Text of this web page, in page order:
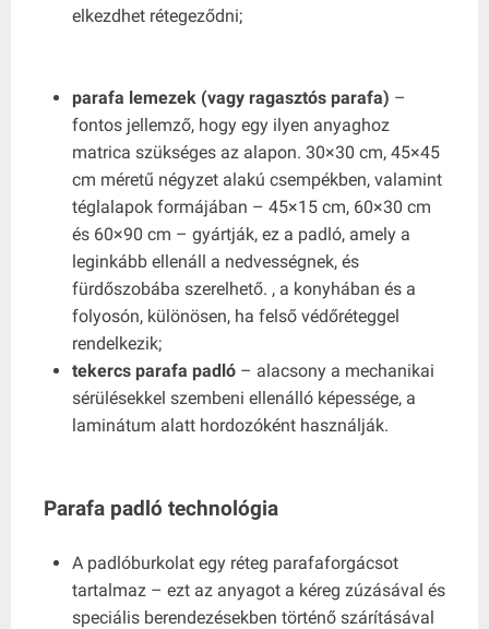
elkezdhet rétegeződni;
parafa lemezek (vagy ragasztós parafa) –
fontos jellemző, hogy egy ilyen anyaghoz
matrica szükséges az alapon. 30×30 cm, 45×45
cm méretű négyzet alakú csempékben, valamint
téglalapok formájában – 45×15 cm, 60×30 cm
és 60×90 cm – gyártják, ez a padló, amely a
leginkább ellenáll a nedvességnek, és
fürdőszobába szerelhető. , a konyhában és a
folyosón, különösen, ha felső védőréteggel
rendelkezik;
tekercs parafa padló– alacsony a mechanikai
sérülésekkel szembeni ellenálló képessége, a
laminátum alatt hordozóként használják.
Parafa padló technológia
A padlóburkolat egy réteg parafaforgácsot
tartalmaz – ezt az anyagot a kéreg zúzásával és
speciális berendezésekben történő szárításával